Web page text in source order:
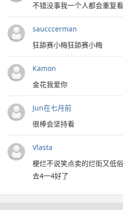
不错没事我一个人都会重复看
saucccerman
狂舔赛小梅狂舔赛小梅
Kamon
金花我爱你
Jun在七月前
很棒会坚持看
Vlasta
梗烂不说笑点卖的烂街又低
去4一4好了